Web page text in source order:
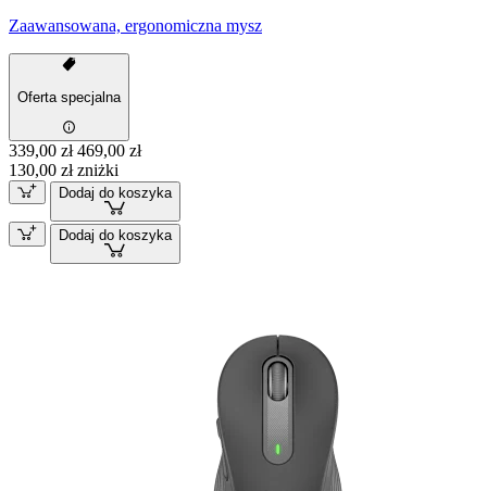
Zaawansowana, ergonomiczna mysz
Oferta specjalna
339,00 zł 469,00 zł
130,00 zł zniżki
Dodaj do koszyka
Dodaj do koszyka